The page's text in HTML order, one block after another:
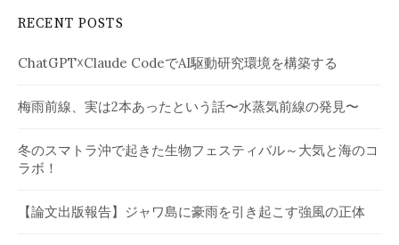
RECENT POSTS
ChatGPT☓Claude CodeでAI駆動研究環境を構築する
梅雨前線、実は2本あったという話〜水蒸気前線の発見〜
冬のスマトラ沖で起きた生物フェスティバル～大気と海のコ
ラボ！
【論文出版報告】ジャワ島に豪雨を引き起こす強風の正体